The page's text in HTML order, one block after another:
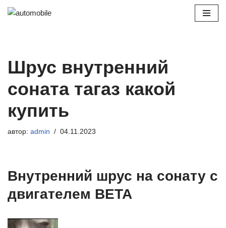
Шрус внутренний
соната тагаз какой
купить
автор: admin 04.11.2023
Внутренний шрус на сонату с
двигателем BETA